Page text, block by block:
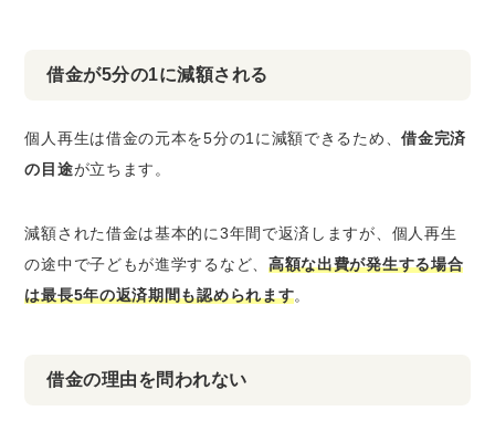
借金が5分の1に減額される
個人再生は借金の元本を5分の1に減額できるため、借金完済
の目途が立ちます。
減額された借金は基本的に3年間で返済しますが、個人再生
の途中で子どもが進学するなど、 高額な出費が発生する場合
は最長5年の返済期間も認められます。
借金の理由を問われない